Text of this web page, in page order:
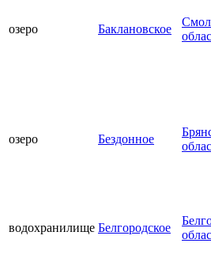
озеро Баклановское
озеро Бездонное
водохранилище Белгородское